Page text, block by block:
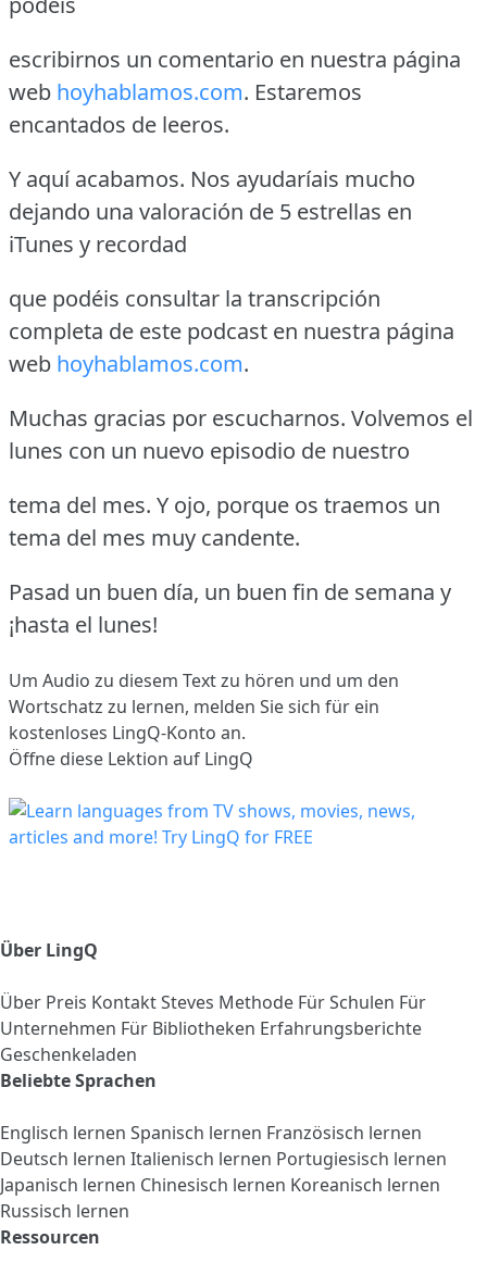
escribirnos un comentario en nuestra página
web hoyhablamos.com. Estaremos
encantados de leeros.
Y aquí acabamos. Nos ayudaríais mucho
dejando una valoración de 5 estrellas en
iTunes y recordad
que podéis consultar la transcripción
completa de este podcast en nuestra página
web hoyhablamos.com.
Muchas gracias por escucharnos. Volvemos el
lunes con un nuevo episodio de nuestro
tema del mes. Y ojo, porque os traemos un
tema del mes muy candente.
Pasad un buen día, un buen fin de semana y
¡hasta el lunes!
Um Audio zu diesem Text zu hören und um den
Wortschatz zu lernen, melden Sie sich für ein
kostenloses LingQ-Konto an.
Öffne diese Lektion auf LingQ
Über LingQ
Über Preis KontaktSteves Methode Für Schulen Für
Unternehmen Für Bibliotheken Erfahrungsberichte
Geschenkeladen
Beliebte Sprachen
Englisch lernen Spanisch lernen Französisch lernen
Deutsch lernen Italienisch lernen Portugiesisch lernen
Japanisch lernen Chinesisch lernen Koreanisch lernen
Russisch lernen
Ressourcen